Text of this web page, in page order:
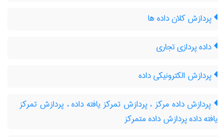
پردازش کلان داده ها
داده پردازی تجاری
پردازش الکترونیکی داده
پردازش داده مرکز ، پردازش تمرکز یافته داده ، پردازش تمرکز
یافته داده پردازش داده متمرکز